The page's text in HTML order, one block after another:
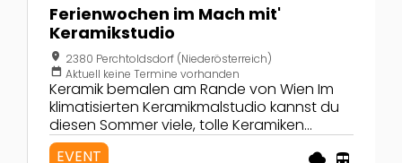
Ferienwochen im Mach mit'
Keramikstudio
location_on 2380 Perchtoldsdorf (Niederösterreich)
calendar_today Aktuell keine Termine vorhanden
Keramik bemalen am Rande von Wien Im
klimatisierten Keramikmalstudio kannst du
diesen Sommer viele, tolle Keramiken
bemalen. Wir haben alles was du brauchst
EVENT